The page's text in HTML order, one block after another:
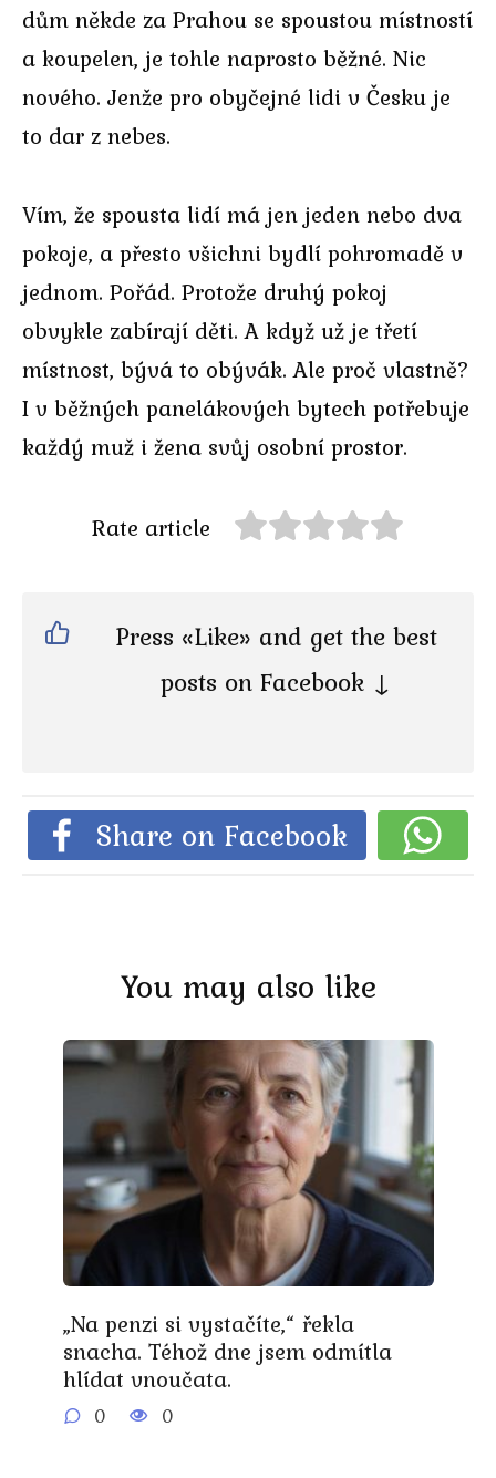
dům někde za Prahou se spoustou místností
a koupelen, je tohle naprosto běžné. Nic
nového. Jenže pro obyčejné lidi v Česku je
to dar z nebes.
Vím, že spousta lidí má jen jeden nebo dva
pokoje, a přesto všichni bydlí pohromadě v
jednom. Pořád. Protože druhý pokoj
obvykle zabírají děti. A když už je třetí
místnost, bývá to obývák. Ale proč vlastně?
I v běžných panelákových bytech potřebuje
každý muž i žena svůj osobní prostor.
Rate article
Press «Like» and get the best
posts on Facebook ↓
Share on Facebook
You may also like
„Na penzi si vystačíte,“ řekla
snacha. Téhož dne jsem odmítla
hlídat vnoučata.
0 0